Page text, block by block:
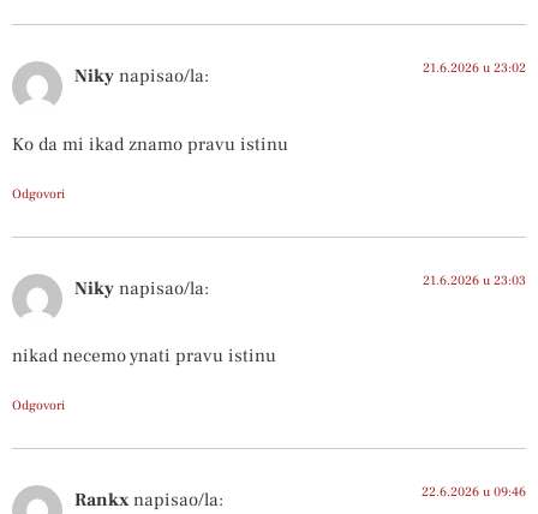
Niky napisao/la: 21.6.2026 u 23:02
Ko da mi ikad znamo pravu istinu
Odgovori
Niky napisao/la: 21.6.2026 u 23:03
nikad necemo ynati pravu istinu
Odgovori
Rankx napisao/la: 22.6.2026 u 09:46